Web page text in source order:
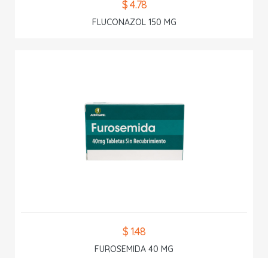
$ 4.78
FLUCONAZOL 150 MG
$ 1.48
FUROSEMIDA 40 MG